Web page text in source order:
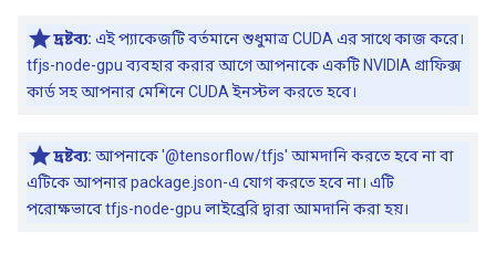
দ্রষ্টব্য: এই প্যাকেজটি বর্তমানে শুধুমাত্র CUDA এর সাথে কাজ করে।
tfjs-node-gpu ব্যবহার করার আগে আপনাকে একটি NVIDIA গ্রাফিক্স
কার্ড সহ আপনার মেশিনে CUDA ইনস্টল করতে হবে।
দ্রষ্টব্য: আপনাকে '@tensorflow/tfjs' আমদানি করতে হবে না বা
এটিকে আপনার package.json-এ যোগ করতে হবে না। এটি
পরোক্ষভাবে tfjs-node-gpu লাইব্রেরি দ্বারা আমদানি করা হয়।